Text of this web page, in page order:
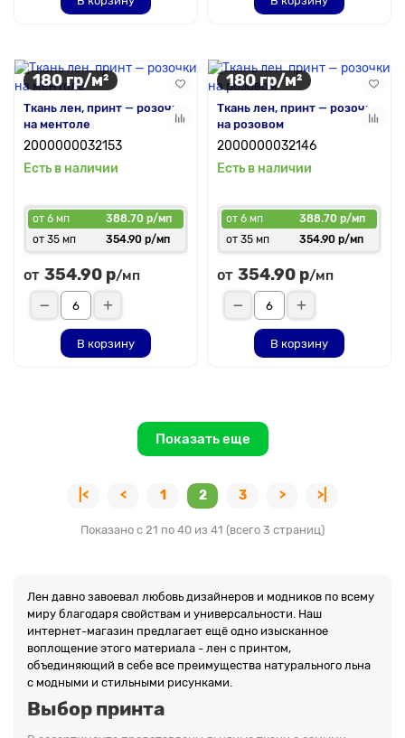
180 гр/м²
Ткань лен, принт — розочки
на ментоле
2000000032153
Есть в наличии
от 6 мп
388.70 р/мп
от 35 мп
354.90 р/мп
от 354.90 р/мп
В корзину
180 гр/м²
Ткань лен, принт — розочки
на розовом
2000000032146
Есть в наличии
от 6 мп
388.70 р/мп
от 35 мп
354.90 р/мп
от 354.90 р/мп
В корзину
Показать еще
|< < 1 2 3 > >|
Показано с 21 по 40 из 41 (всего 3 страниц)
Лен давно завоевал любовь дизайнеров и модников по всему
миру благодаря свойствам и универсальности. Наш
интернет-магазин предлагает ещё одно изысканное
воплощение этого материала - лен с принтом,
объединяющий в себе все преимущества натурального льна
с модными и стильными рисунками.
Выбор принта